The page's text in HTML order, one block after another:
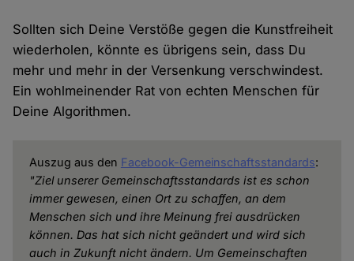
Sollten sich Deine Verstöße gegen die Kunstfreiheit
wiederholen, könnte es übrigens sein, dass Du
mehr und mehr in der Versenkung verschwindest.
Ein wohlmeinender Rat von echten Menschen für
Deine Algorithmen.
Auszug aus den Facebook-Gemeinschaftsstandards:
"Ziel unserer Gemeinschaftsstandards ist es schon
immer gewesen, einen Ort zu schaffen, an dem
Menschen sich und ihre Meinung frei ausdrücken
können. Das hat sich nicht geändert und wird sich
auch in Zukunft nicht ändern. Um Gemeinschaften